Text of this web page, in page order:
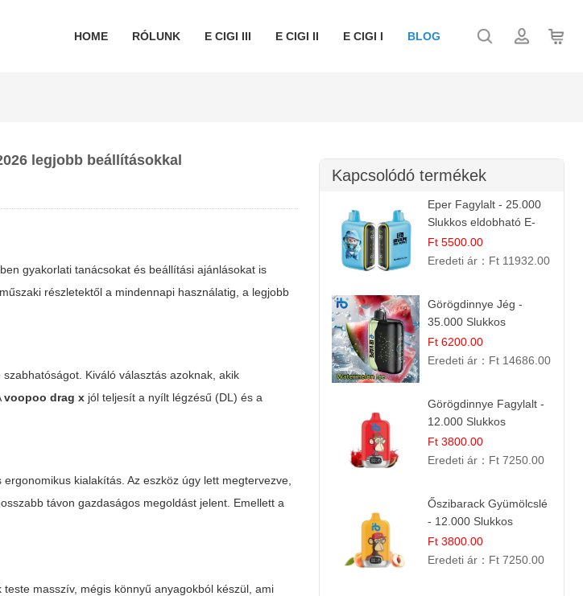
HOME RÓLUNK E CIGI III E CIGI II E CIGI I BLOG
legjobb beállításokkal
gyakorlati tanácsokat és beállítási ajánlásokat is
részletektől a mindennapi használatig, a legjobb
Kiváló választás azoknak, akik
voopoo drag x jól teljesít a nyílt légzésű (DL) és a
kialakítás. Az eszköz úgy lett megtervezve,
távon gazdaságos megoldást jelent. Emellett a
masszív, mégis könnyű anyagokból készül, ami
Kapcsolódó termékek
Eper Fagylalt - 25.000
Slukkos eldobható E-
cigaretta | Édes
Desszert Íz
Ft 5500.00
Eredeti ár： Ft 11932.00
Görögdinnye Jég -
35.000 Slukkos
eldobható vape |
IBVape Bar Frissítő
Ft 6200.00
Eredeti ár： Ft 14686.00
Görögdinnye Fagylalt -
12.000 Slukkos
eldobható e-Cigaretta
Ft 3800.00
Eredeti ár： Ft 7250.00
Őszibarack Gyümölcslé
- 12.000 Slukkos
eldobható e-Cigaretta |
Friss Gyümölcs Íz
Ft 3800.00
Eredeti ár： Ft 7250.00